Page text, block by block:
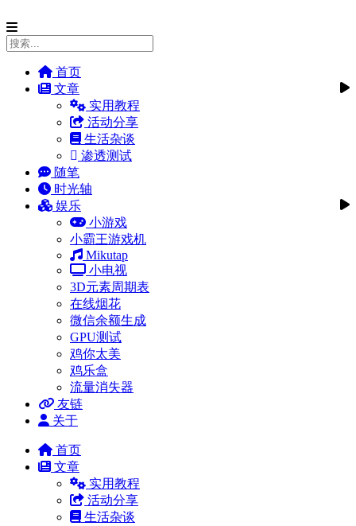
首页
文章
实用教程
活动分享
生活杂谈
渗透测试
随笔
时光轴
娱乐
小游戏
小霸王游戏机
Mikutap
小电视
3D元素周期表
在线烟花
微信余额生成
GPU测试
鸡你太美
鸡乐盒
流量消失器
友链
关于
首页
文章
实用教程
活动分享
生活杂谈